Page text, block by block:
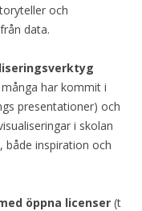
och
data.
har kommit i
presentationer) och
i skolan
, både inspiration och
öppna licenser (t